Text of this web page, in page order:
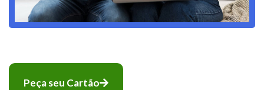
Peça seu Cartão